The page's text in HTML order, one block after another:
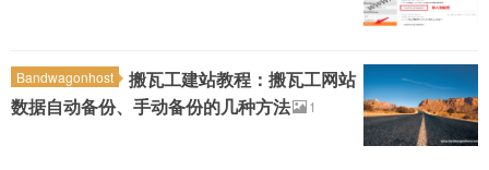
Bandwagonhost
搬瓦工建站教程：搬瓦工网站
数据自动备份、手动备份的几种方法
1